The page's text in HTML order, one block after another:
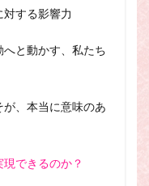
する影響力
と動かす、私たち
、本当に意味のあ
できるのか？